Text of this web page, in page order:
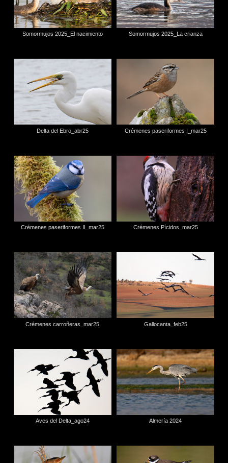
Somormujos 2025_El nacimiento Somormujos 2025_La crianza
Delta del Ebro_abr25 Crémenes paseriformes I_mar25
Crémenes paseriformes II_mar25 Crémenes Pícidos_mar25
Crémenes carroñeras_mar25 Gallocanta_feb25
Aves del Delta_ago24 Almería 2024